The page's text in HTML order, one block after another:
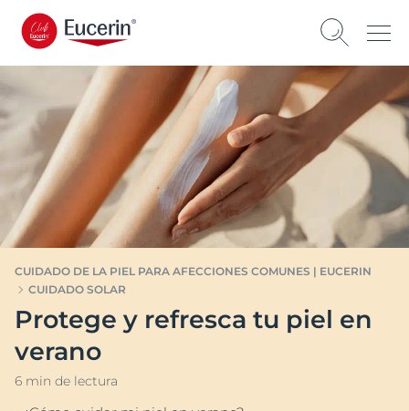
CUIDADO DE LA PIEL PARA AFECCIONES COMUNES | EUCERIN
CUIDADO SOLAR
Protege y refresca tu piel en
verano
6 min de lectura